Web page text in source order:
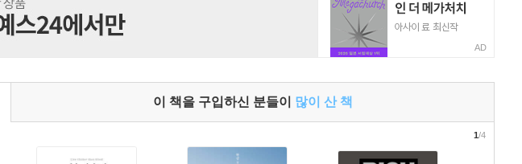
AD
이 책을 구입하신 분들이 많이 산 책
1/4